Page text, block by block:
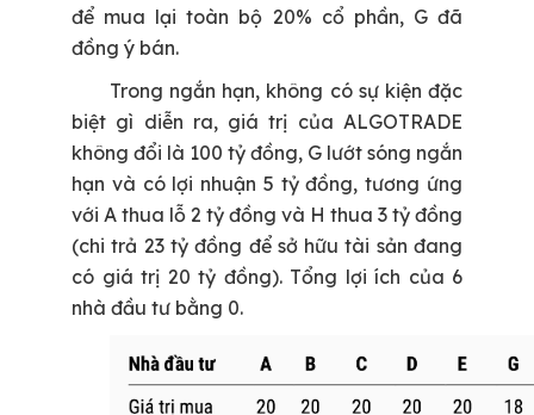
để mua lại toàn bộ 20% cổ phần, G đã
đồng ý bán.
Trong ngắn hạn, không có sự kiện đặc
biệt gì diễn ra, giá trị của ALGOTRADE
không đổi là 100 tỷ đồng, G lướt sóng ngắn
hạn và có lợi nhuận 5 tỷ đồng, tương ứng
với A thua lỗ 2 tỷ đồng và H thua 3 tỷ đồng
(chi trả 23 tỷ đồng để sở hữu tài sản đang
có giá trị 20 tỷ đồng). Tổng lợi ích của 6
nhà đầu tư bằng 0.